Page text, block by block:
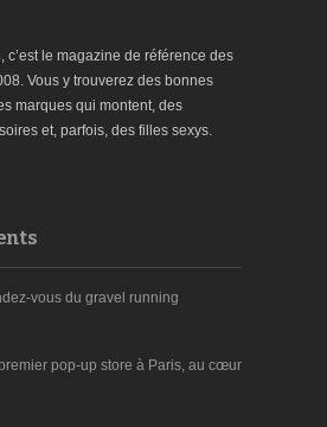
, c’est le magazine de référence des
Vous y trouverez des bonnes
marques qui montent, des
et, parfois, des filles sexys.
vous du gravel running
pop-up store à Paris, au cœur